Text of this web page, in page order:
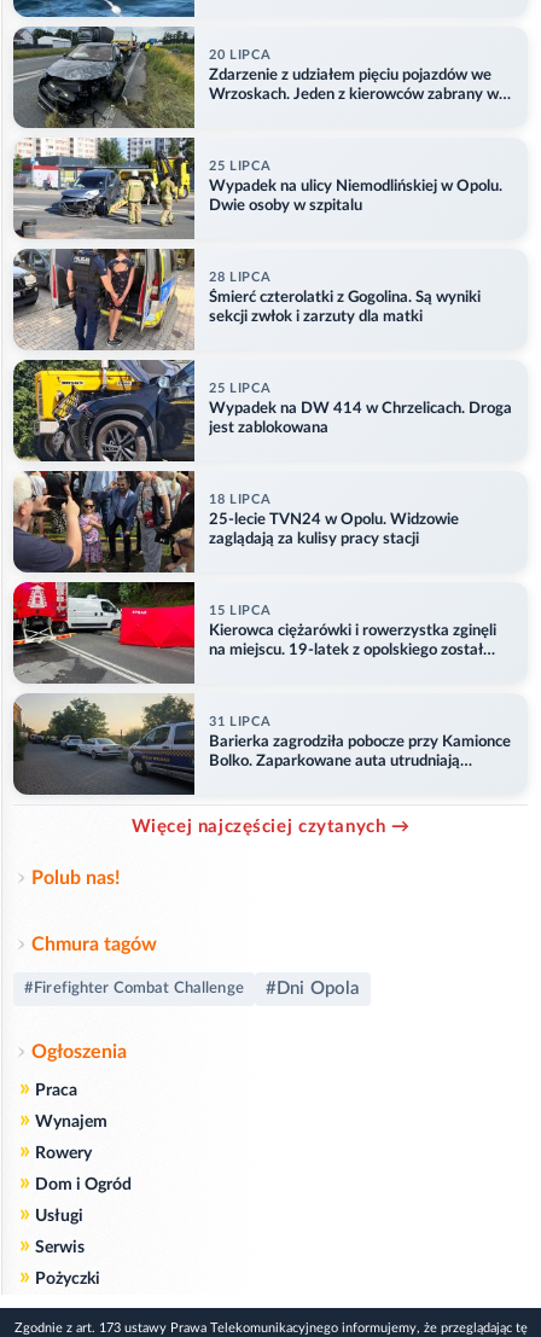
20 LIPCA
Zdarzenie z udziałem pięciu pojazdów we
Wrzoskach. Jeden z kierowców zabrany w
25 LIPCA
Wypadek na ulicy Niemodlińskiej w Opolu.
Dwie osoby w szpitalu
28 LIPCA
Śmierć czterolatki z Gogolina. Są wyniki
sekcji zwłok i zarzuty dla matki
25 LIPCA
Wypadek na DW 414 w Chrzelicach. Droga
jest zablokowana
18 LIPCA
25-lecie TVN24 w Opolu. Widzowie
zaglądają za kulisy pracy stacji
15 LIPCA
Kierowca ciężarówki i rowerzystka zginęli
na miejscu. 19-latek z opolskiego został
31 LIPCA
Barierka zagrodziła pobocze przy Kamionce
Bolko. Zaparkowane auta utrudniają
Więcej najczęściej czytanych →
Polub nas!
Chmura tagów
#Firefighter Combat Challenge #Dni Opola
Ogłoszenia
» Praca
» Wynajem
» Rowery
» Dom i Ogród
» Usługi
» Serwis
» Pożyczki
Zgodnie z art. 173 ustawy Prawa Telekomunikacyjnego informujemy, że przeglądając tę